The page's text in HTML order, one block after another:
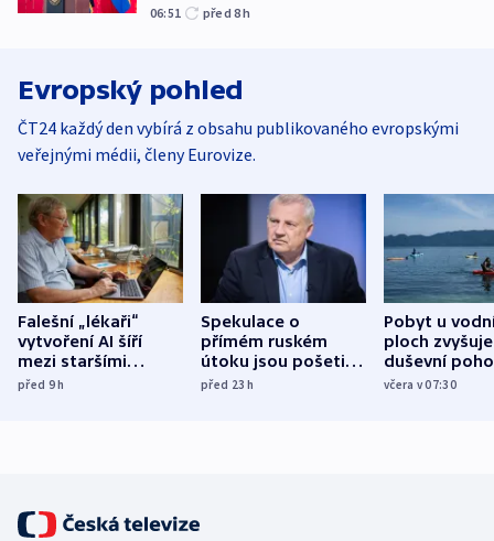
06:51 před 8h
Evropský pohled
ČT24 každý den vybírá z obsahu publikovaného evropskými
veřejnými médii, členy Eurovize.
Falešní „lékaři“
vytvoření AI šíří
mezi staršími
Poláky nebezpečné
před 9h
Spekulace o
přímém ruském
útoku jsou pošetilé,
míní estonský
před 23h
Pobyt u
ploch zvyšuje
duševní
ukázala
včera v 07:30